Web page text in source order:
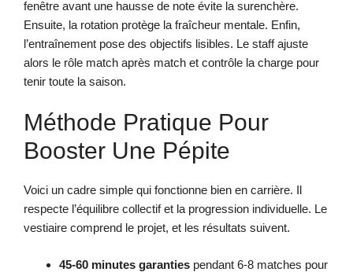
fenêtre avant une hausse de note évite la surenchère.
Ensuite, la rotation protège la fraîcheur mentale. Enfin,
l’entraînement pose des objectifs lisibles. Le staff ajuste
alors le rôle match après match et contrôle la charge pour
tenir toute la saison.
Méthode Pratique Pour
Booster Une Pépite
Voici un cadre simple qui fonctionne bien en carrière. Il
respecte l’équilibre collectif et la progression individuelle. Le
vestiaire comprend le projet, et les résultats suivent.
45-60 minutes garanties pendant 6-8 matches pour